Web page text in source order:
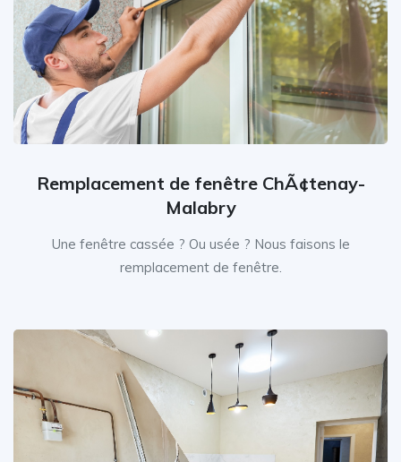
Remplacement de fenêtre ChÃ¢tenay-
Malabry
Une fenêtre cassée ? Ou usée ? Nous faisons le
remplacement de fenêtre.